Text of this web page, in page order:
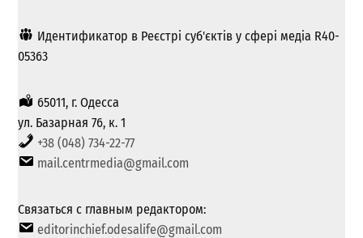
Идентификатор в Реєстрі суб'єктів у сфері медіа R40-
05363
65011, г. Одесса
ул. Базарная 76, к. 1
+38 (048) 734-22-77
mail.centrmedia@gmail.com
Связаться с главным редактором:
editorinchief.odesalife@gmail.com